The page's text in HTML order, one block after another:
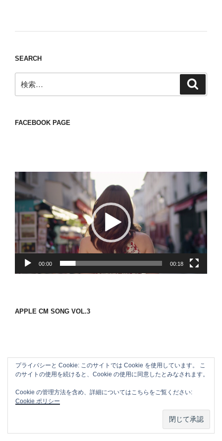
SEARCH
索:
FACEBOOK PAGE
動
画
プ
レ
ー
ヤ
ー
00:00 00:18
APPLE CM SONG VOL.3
プライバシーと Cookie: このサイトでは Cookie を使用しています。 こ
のサイトの使用を続けると、Cookie の使用に同意したとみなされます。
Cookie の管理方法を含め、詳細についてはこちらをご覧ください:
Cookie ポリシー